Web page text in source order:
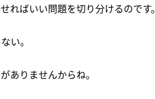
ればいい問題を切り分けるのです。
い。
ありませんからね。